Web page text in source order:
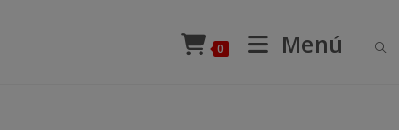
0 Menú